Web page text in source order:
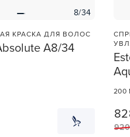
8/34
КРАСКА ДЛЯ ВОЛОС
A8/34
200